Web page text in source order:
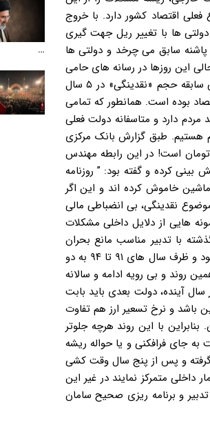
اقتصاد کشور دارد. با خروج
ها با تغییر ریل جهت گیری
سابق می چرخد و دولتی ها
این روزها در رسانه های حامی
دولت پمپاژ می شود که یکی از اصلی ترین علل اوضاع فعلی اقتصاد و انفجار قیمت ها در بازار ناشی از افزایش بی سابقه حجم «نقدینگی» در ۵ سال
بوده است. همانطور که تمامی
دارد و متاسفانه دولت فعلی
هستیم. طبق گزارش بانک مرکزی
هزار میلیارد تومان بود که امروزه این رقم بیش از ۱۵۰۰ هزار میلیارد تومان است! در این رابطه مهندس
۹۵، این روزهای اقتصاد کشور را پیش بینی کرده و گفته بود: ” روزنامه
خاموش کرده اند و این اگر
نقدینگی، بی انضباطی مالی
هایی از دلایل داخلی مشکلات
با تدبیر مناسب مانع بحران
اقتصادی امروز کشور شود. به عنوان مثال هزینه های جاری جاری آخرین سال دولت دهم ۸۸.۹ هزار میلیارد تومان بود و ظرف سال های ۹۱ تا ۹۴ به دو
روند و بی رویه ادامه و سالانه
بگیریم، در چهار سال آینده، دولت بعدی باید بابت
باشد و نرخ تسعیر ارز هم تفاوت
میعانات گازی می شود مثلاً ۵۰ تا ۶۰ هزار میلیارد تومان. بنابراین با این روند هرچه جلوتر
جای فرافکنی و یا حواله ریشه
گرفته و پس از پنج سال وقت کشی
متمرکز نمایند در غیر این
و برنامه ریزی صحیح سامان
…